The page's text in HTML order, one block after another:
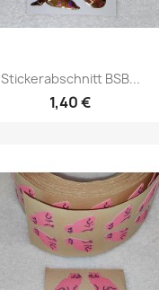
Stickerabschnitt BSB...
1,40 €